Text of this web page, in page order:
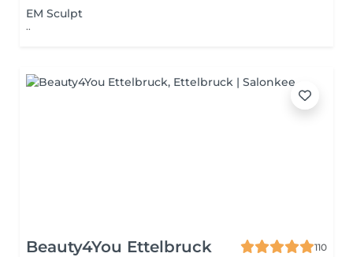
EM Sculpt
..
Beauty4You Ettelbruck
110